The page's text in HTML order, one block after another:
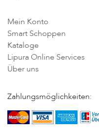
Mein Konto
Smart Schoppen
Kataloge
Lipura Online Services
Über uns
Zahlungsmöglichkeiten: